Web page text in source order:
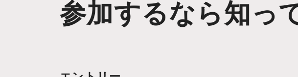
参加するなら知っ